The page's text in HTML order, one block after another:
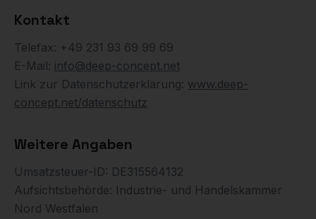
Kontakt
Telefax: +49 231 93 69 99 69
E-Mail: info@deep-concept.net
Link zur Datenschutzerklärung: www.deep-
concept.net/datenschutz
Weitere Angaben
Umsatzsteuer-ID: DE315564132
Aufsichtsbehörde: Industrie- und Handelskammer
Nord Westfalen